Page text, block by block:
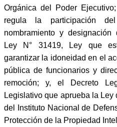
Orgánica del Poder
regula la participación
nombramiento y
Ley N° 31419, Ley que
garantizar la idoneidad en el
pública de funcionarios y
remoción; y, el Decreto
Legislativo que aprueba la
del Instituto Nacional de
Protección de la Propiedad